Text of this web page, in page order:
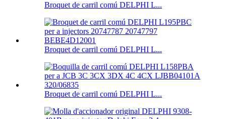
Broquet de carril comú DELPHI L...
Broquet de carril comú DELPHI L...
Broquet de carril comú DELPHI L...